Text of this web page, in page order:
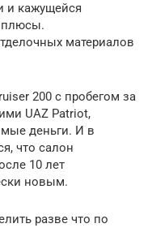
и кажущейся
плюсы.
материалов
200 с пробегом за
UAZ Patriot,
деньги. И в
что салон
10 лет
новым.
разве что по